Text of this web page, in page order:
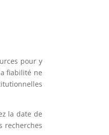
pour y
fiabilité ne
la date de
recherches